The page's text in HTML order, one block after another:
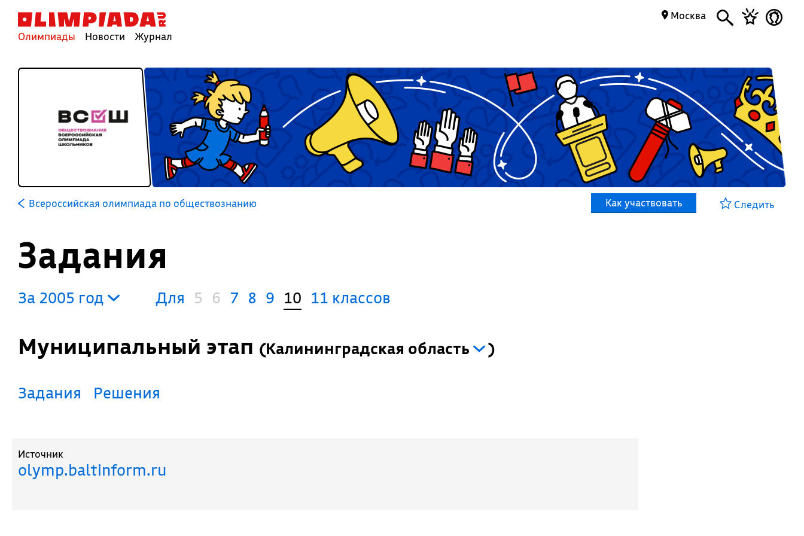
Олимпиады Новости Журнал
Москва
Всероссийская олимпиада по обществознанию Как участвовать Следить
Задания
За 2005 год Для 5 6 7 8 9 10 11 классов
Муниципальный этап (Калининградская область )
Задания Решения
Источник
olymp.baltinform.ru